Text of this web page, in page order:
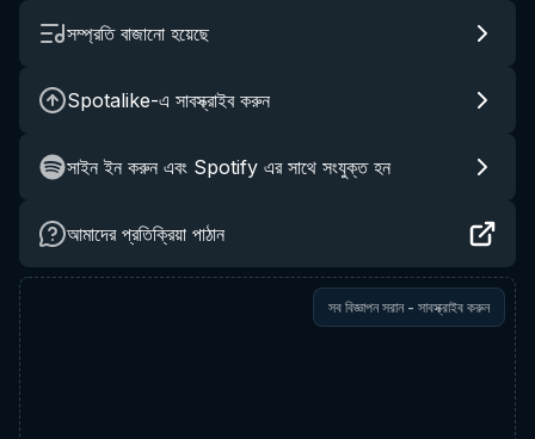
সম্প্রতি বাজানো হয়েছে
Spotalike-এ সাবস্ক্রাইব করুন
সাইন ইন করুন এবং Spotify এর সাথে সংযুক্ত হন
আমাদের প্রতিক্রিয়া পাঠান
সব বিজ্ঞাপন সরান - সাবস্ক্রাইব করুন